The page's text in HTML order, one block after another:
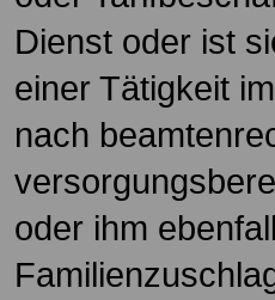
Dienst oder ist
einer Tätigkeit
nach
oder ihm